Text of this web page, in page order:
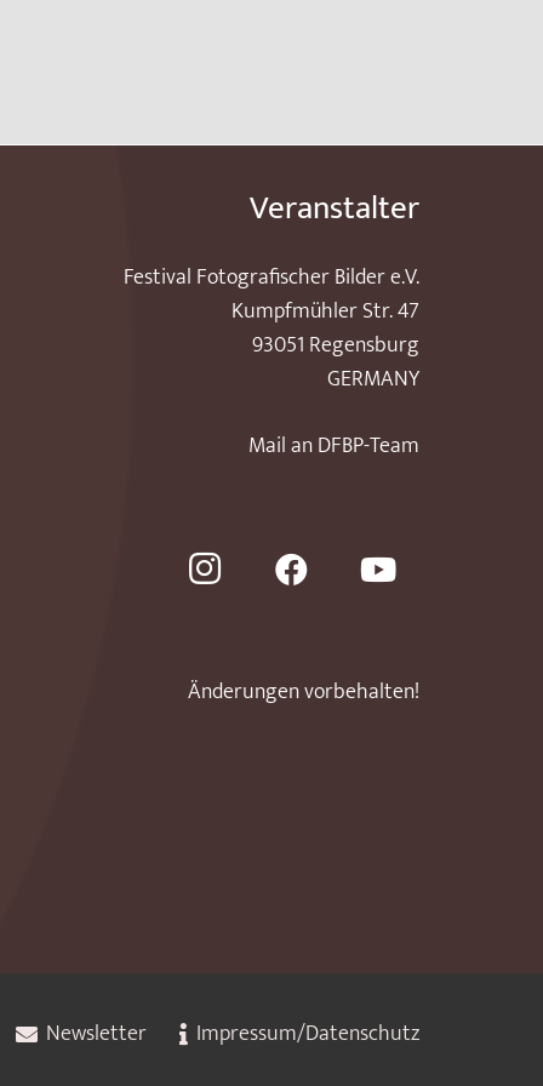
Veranstalter
Festival Fotografischer Bilder e.V.
Kumpfmühler Str. 47
93051 Regensburg
GERMANY
Mail an DFBP-Team
Änderungen vorbehalten!
Newsletter
Impressum/Datenschutz